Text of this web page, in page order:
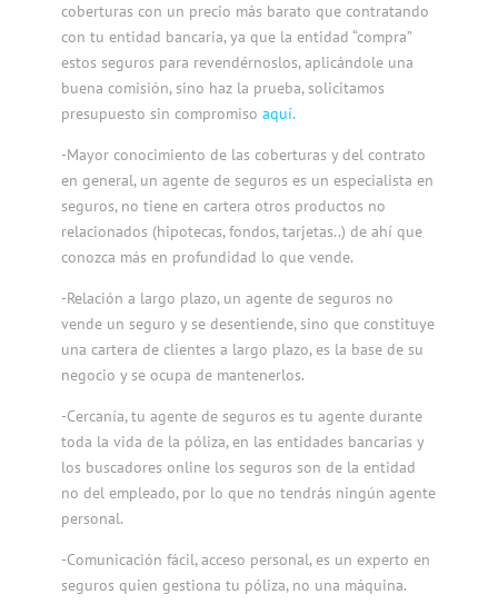
coberturas con un precio más barato que contratando
con tu entidad bancaria, ya que la entidad “compra”
estos seguros para revendérnoslos, aplicándole una
buena comisión, sino haz la prueba, solicitamos
presupuesto sin compromiso aquí.
-Mayor conocimiento de las coberturas y del contrato
en general, un agente de seguros es un especialista en
seguros, no tiene en cartera otros productos no
relacionados (hipotecas, fondos, tarjetas..) de ahí que
conozca más en profundidad lo que vende.
-Relación a largo plazo, un agente de seguros no
vende un seguro y se desentiende, sino que constituye
una cartera de clientes a largo plazo, es la base de su
negocio y se ocupa de mantenerlos.
-Cercanía, tu agente de seguros es tu agente durante
toda la vida de la póliza, en las entidades bancarias y
los buscadores online los seguros son de la entidad
no del empleado, por lo que no tendrás ningún agente
personal.
-Comunicación fácil, acceso personal, es un experto en
seguros quien gestiona tu póliza, no una máquina.